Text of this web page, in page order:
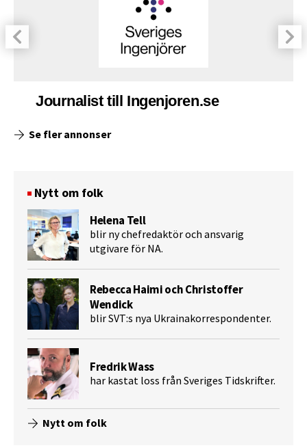
Journalist till Ingenjoren.se
Se fler annonser
Nytt om folk
Helena Tell
blir ny chefredaktör och ansvarig
utgivare för NA.
Rebecca Haimi och Christoffer
Wendick
blir SVT:s nya Ukrainakorrespondenter.
Fredrik Wass
har kastat loss från Sveriges Tidskrifter.
Nytt om folk